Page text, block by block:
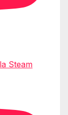
Steam